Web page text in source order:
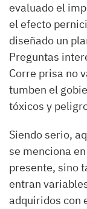
evaluado el
el efecto
diseñado un
Preguntas
Corre prisa no
tumben el
tóxicos y
Siendo serio,
se menciona
presente, sino
entran
adquiridos con